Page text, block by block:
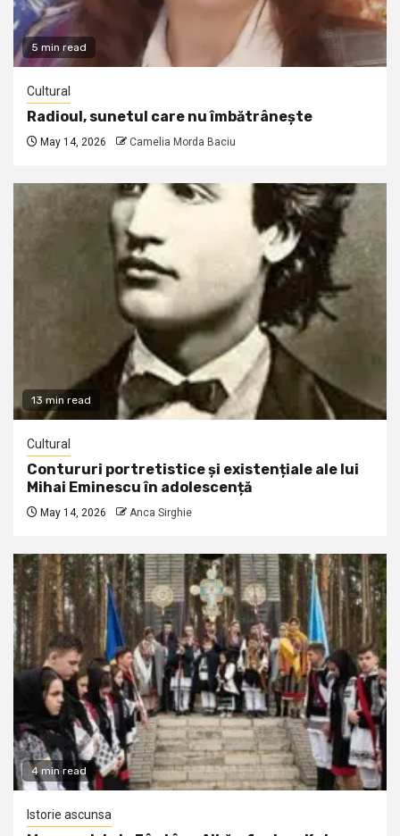
5 min read
Cultural
Radioul, sunetul care nu îmbătrânește
May 14, 2026 Camelia Morda Baciu
13 min read
Cultural
Contururi portretistice și existențiale ale lui
Mihai Eminescu în adolescență
May 14, 2026 Anca Sirghie
4 min read
Istorie ascunsa